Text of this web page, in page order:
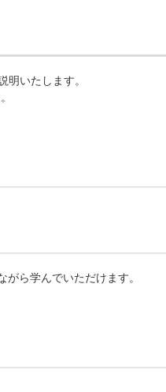
いたします。
ら学んでいただけます。